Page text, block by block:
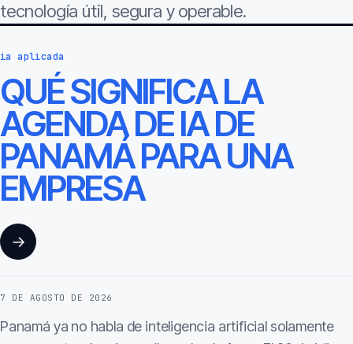
tecnología útil, segura y operable.
ia aplicada
QUÉ SIGNIFICA LA
AGENDA DE IA DE
PANAMÁ PARA UNA
EMPRESA
→
7 DE AGOSTO DE 2026
Panamá ya no habla de inteligencia artificial solamente